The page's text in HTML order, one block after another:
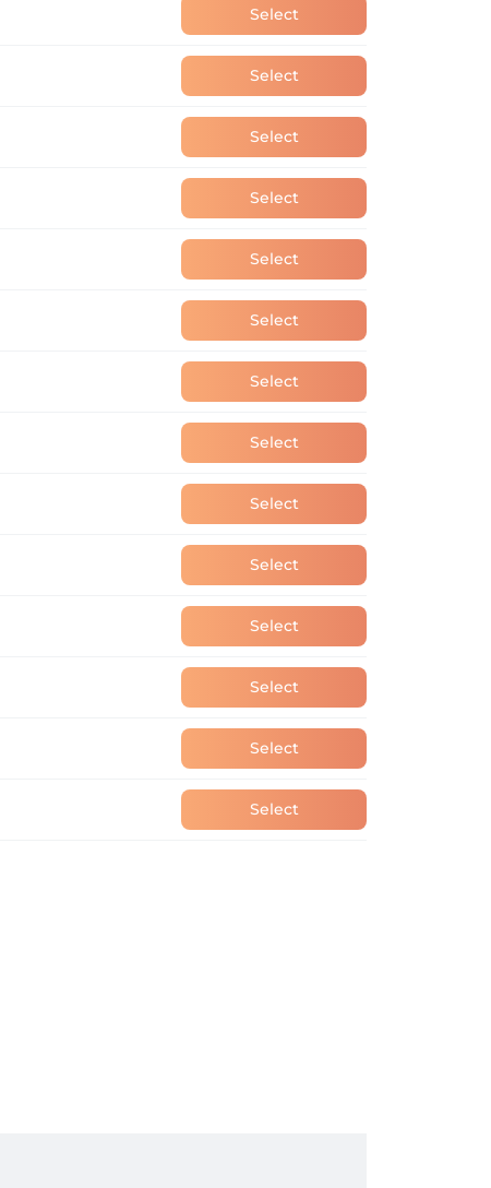
Select
Select
Select
Select
Select
Select
Select
Select
Select
Select
Select
Select
Select
Select